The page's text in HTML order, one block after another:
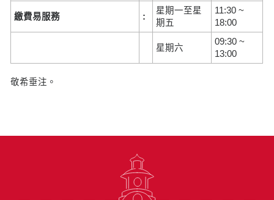
繳費易服務 :
星期一至星
期五
11:30 ~
18:00
星期六
09:30 ~
13:00
敬希垂注。